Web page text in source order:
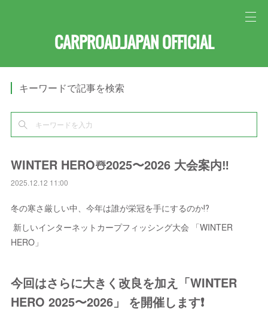
CARPROAD.JAPAN OFFICIAL
キーワードで記事を検索
WINTER HERO☃️2025〜2026 大会案内‼️
2025.12.12 11:00
冬の寒さ厳しい中、今年は誰が栄冠を手にするのか⁉️
新しいインターネットカープフィッシング大会 「WINTER
HERO」
今回はさらに大きく改良を加え「WINTER
HERO 2025〜2026」 を開催します❗️